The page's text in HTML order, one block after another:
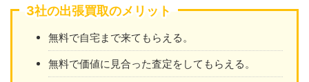
3社の出張買取のメリット
無料で自宅まで来てもらえる。
無料で価値に見合った査定をしてもらえる。